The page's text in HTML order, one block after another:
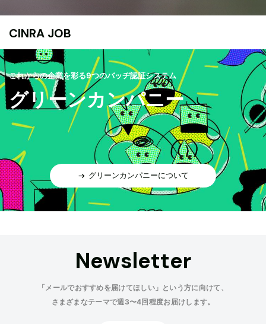
CINRA JOB
これからの企業を彩る9つのバッヂ認証システム
グリーンカンパニー
グリーンカンパニーについて
Newsletter
「メールでおすすめを届けてほしい」という方に向けて、
さまざまなテーマで週3〜4回程度お届けします。